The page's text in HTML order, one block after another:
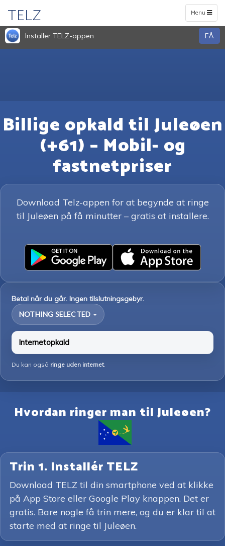
Toggle
navigation
Menu
TELZ
Installer TELZ-appen FÅ
Billige opkald til Juleøen
(+61) – Mobil- og
fastnetpriser
Download Telz-appen for at begynde at ringe
til Juleøen på få minutter – gratis at installere.
Betal når du går. Ingen tilslutningsgebyr.
NOTHING SELECTED
Internetopkald
Du kan også ringe uden internet.
Hvordan ringer man til Juleøen?
Trin 1. Installér TELZ
Download TELZ til din smartphone ved at klikke
på App Store eller Google Play knappen. Det er
gratis. Bare nogle få trin mere, og du er klar til at
starte med at ringe til Juleøen.